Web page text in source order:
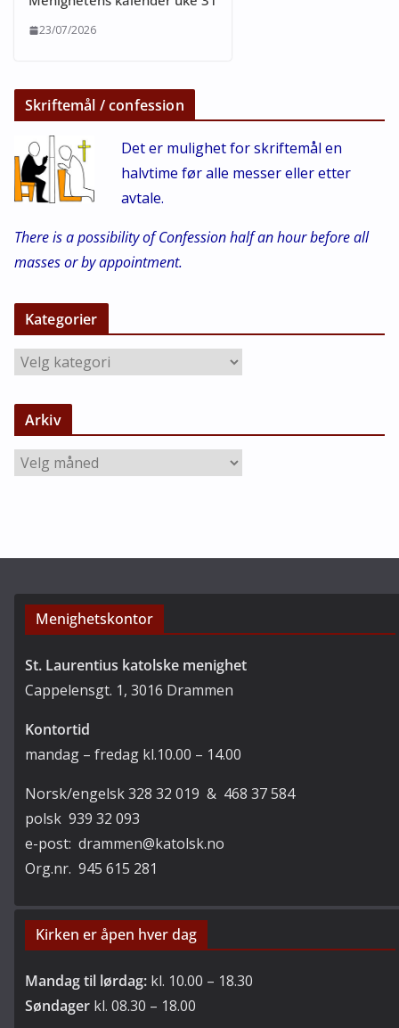
23/07/2026
Skriftemål / confession
Det er mulighet for skriftemål en
halvtime før alle messer eller etter
avtale.
There is a possibility of Confession half an hour before all
masses or by appointment.
Kategorier
K
t
g
r
Arkiv
A
Menighetskontor
St. Laurentius katolske menighet
Cappelensgt. 1, 3016 Drammen
Kontortid
mandag – fredag kl.10.00 – 14.00
Norsk/engelsk 328 32 019 & 468 37 584
polsk 939 32 093
e-post: drammen@katolsk.no
Org.nr. 945 615 281
Kirken er åpen hver dag
Mandag til lørdag: kl. 10.00 – 18.30
Søndager kl. 08.30 – 18.00